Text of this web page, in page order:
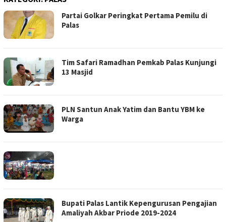
Partai Golkar Peringkat Pertama Pemilu di
Palas
Tim Safari Ramadhan Pemkab Palas Kunjungi
13 Masjid
PLN Santun Anak Yatim dan Bantu YBM ke
Warga
Bupati Palas Lantik Kepengurusan Pengajian
Amaliyah Akbar Priode 2019-2024